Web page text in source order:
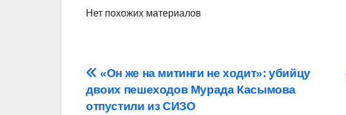
Нет похожих материалов
Навигация
по
«Он же на митинги не ходит»: убийцу
двоих пешеходов Мурада Касымова
отпустили из СИЗО